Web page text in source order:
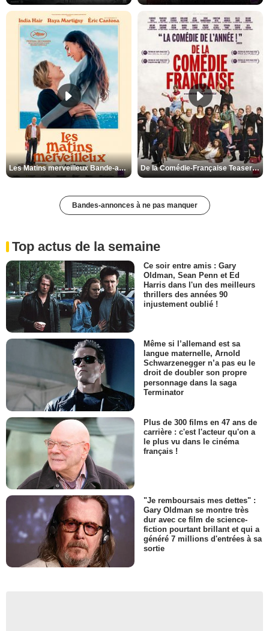
Les Matins merveilleux Bande-annonce VF De la Comédie-Française Teaser VF
Bandes-annonces à ne pas manquer
Top actus de la semaine
Ce soir entre amis : Gary
Oldman, Sean Penn et Ed
Harris dans l'un des meilleurs
thrillers des années 90
injustement oublié !
Même si l’allemand est sa
langue maternelle, Arnold
Schwarzenegger n’a pas eu le
droit de doubler son propre
personnage dans la saga
Terminator
Plus de 300 films en 47 ans de
carrière : c'est l'acteur qu'on a
le plus vu dans le cinéma
français !
"Je remboursais mes dettes" :
Gary Oldman se montre très
dur avec ce film de science-
fiction pourtant brillant et qui a
généré 7 millions d'entrées à sa
sortie